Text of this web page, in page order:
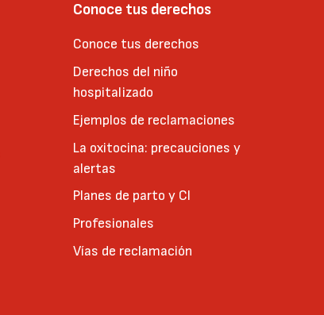
Conoce tus derechos
Conoce tus derechos
Derechos del niño
hospitalizado
Ejemplos de reclamaciones
La oxitocina: precauciones y
alertas
Planes de parto y CI
Profesionales
Vías de reclamación